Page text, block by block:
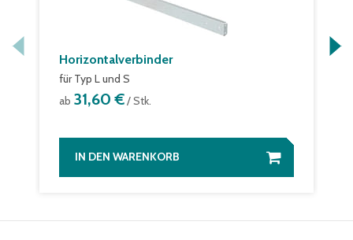
Horizontalverbinder
für Typ L und S
ab 31,60 €/ Stk.
IN DEN WARENKORB